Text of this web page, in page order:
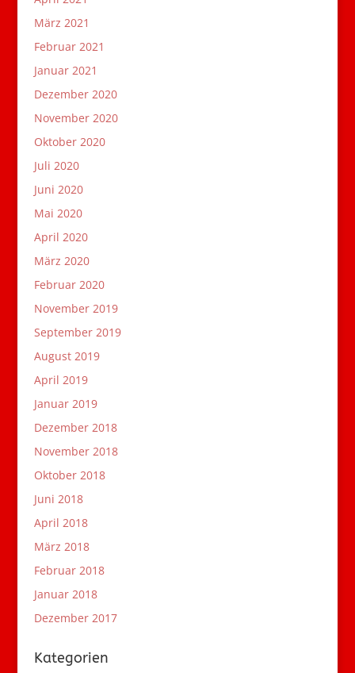
März 2021
Februar 2021
Januar 2021
Dezember 2020
November 2020
Oktober 2020
Juli 2020
Juni 2020
Mai 2020
April 2020
März 2020
Februar 2020
November 2019
September 2019
August 2019
April 2019
Januar 2019
Dezember 2018
November 2018
Oktober 2018
Juni 2018
April 2018
März 2018
Februar 2018
Januar 2018
Dezember 2017
Kategorien